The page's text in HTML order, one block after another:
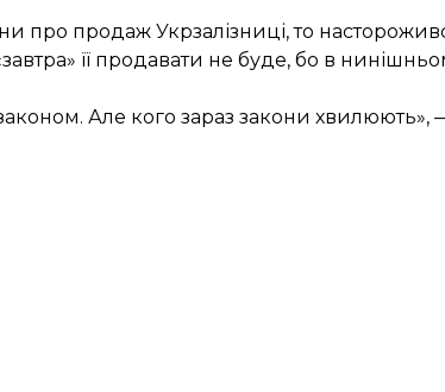
про продаж Укрзалізниці, то
її продавати не буде, бо в
законом. Але кого зараз закони хвилюють»,